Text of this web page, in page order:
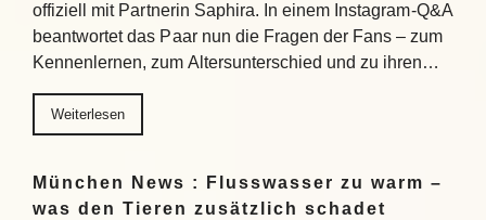
offiziell mit Partnerin Saphira. In einem Instagram-Q&A
beantwortet das Paar nun die Fragen der Fans – zum
Kennenlernen, zum Altersunterschied und zu ihren…
Weiterlesen
München News : Flusswasser zu warm –
was den Tieren zusätzlich schadet